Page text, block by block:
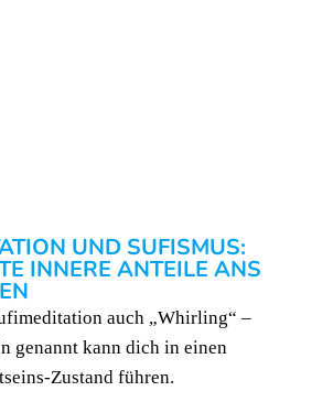
UND SUFISMUS:
INNERE ANTEILE ANS
auch „Whirling“ –
genannt kann dich in einen
Zustand führen.